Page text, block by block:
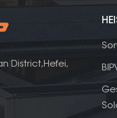
District,Hefei,